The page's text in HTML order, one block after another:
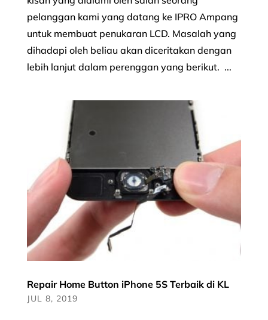
pelanggan kami yang datang ke IPRO Ampang
untuk membuat penukaran LCD. Masalah yang
dihadapi oleh beliau akan diceritakan dengan
lebih lanjut dalam perenggan yang berikut. ...
Repair Home Button iPhone 5S Terbaik di KL
JUL 8, 2019